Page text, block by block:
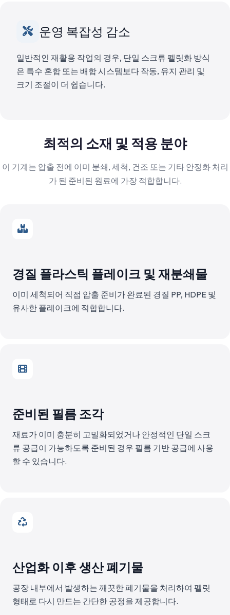
운영 복잡성 감소
일반적인 재활용 작업의 경우, 단일 스크류 펠릿화 방식
은 특수 혼합 또는 배합 시스템보다 작동, 유지 관리 및
크기 조절이 더 쉽습니다.
최적의 소재 및 적용 분야
이 기계는 압출 전에 이미 분쇄, 세척, 건조 또는 기타 안정화 처리
가 된 준비된 원료에 가장 적합합니다.
경질 플라스틱 플레이크 및 재분쇄물
이미 세척되어 직접 압출 준비가 완료된 경질 PP, HDPE 및
유사한 플레이크에 적합합니다.
준비된 필름 조각
재료가 이미 충분히 고밀화되었거나 안정적인 단일 스크
류 공급이 가능하도록 준비된 경우 필름 기반 공급에 사용
할 수 있습니다.
산업화 이후 생산 폐기물
공장 내부에서 발생하는 깨끗한 폐기물을 처리하여 펠릿
형태로 다시 만드는 간단한 공정을 제공합니다.